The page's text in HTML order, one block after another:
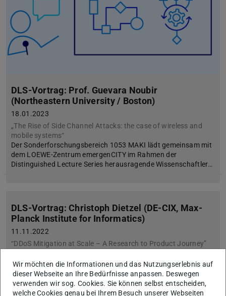
DLS-Vortrag: Prof. Guevara Noubir
(Northeastern University / Boston)
18.01.2023
„The Rise of Side Channel Attacks: the case of wireless and
mobile systems“
Der Sonderforschungsbereich 1053 MAKI lädt gemeinsam mit
dem LOEWE-Zentrum emergenCITY im Rahmen der
Distinguished Lecture Series herausragende Wissenschaftler…
DLS-Vortrag: Christoph Dietzel (DE-CIX, Max-
Planck Institute for Informatics)
11.11.2022
“DDoS Mitigation at Scale – A Research to Product Journey”
Gastvortrag – Ying Loong Lee (Universiti Tunku
Wir möchten die Informationen und das Nutzungserlebnis auf
dieser Webseite an Ihre Bedürfnisse anpassen. Deswegen
verwenden wir sog. Cookies. Sie können selbst entscheiden,
welche Cookies genau bei Ihrem Besuch unserer Webseiten